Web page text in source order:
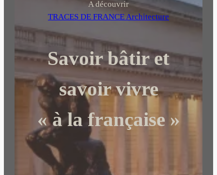
r
c
h
r
A découvrir
TRACES DE FRANCE Architecture
Savoir bâtir et
savoir vivre
« à la française »